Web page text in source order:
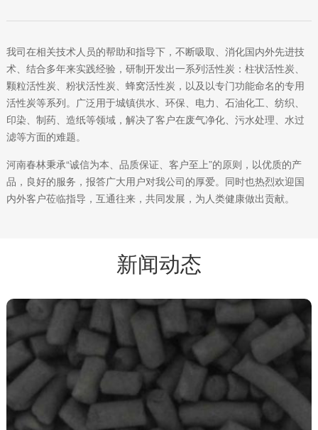
我司在相关技术人员的帮助和指导下，不断吸取、消化国内外先进技
术、结合多年来实践经验，研制开发出一系列活性炭：柱状活性炭、
颗粒活性炭、粉状活性炭、蜂窝活性炭，以及以专门功能命名的专用
活性炭等系列。广泛用于城镇供水、环保、电力、石油化工、纺织、
印染、制药、造纸等领域，解决了客户在废气净化、污水处理、水过
滤等方面的难题。
河南春林秉承“诚信为本、品质保证、客户至上”的原则，以优质的产
品，良好的服务，报答广大用户对我公司的厚爱。同时也热烈欢迎国
内外客户莅临指导，互通往来，共同发展，为人类健康做出贡献。
新闻动态